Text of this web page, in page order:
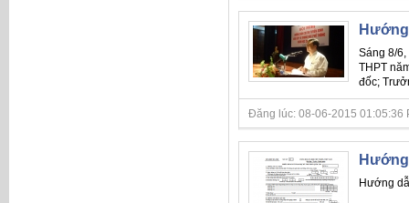
Sáng 8/
THPT
đốc;
Đăng lúc: 08-06-2015 01:05:36
Hướng